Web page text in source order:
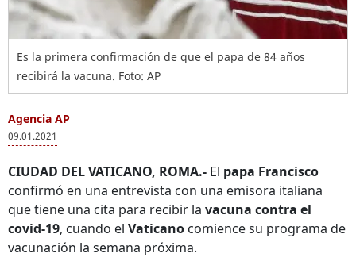
Es la primera confirmación de que el papa de 84 años
recibirá la vacuna. Foto: AP
Agencia AP
09.01.2021
CIUDAD DEL VATICANO, ROMA.- El papa Francisco
confirmó en una entrevista con una emisora italiana
que tiene una cita para recibir la vacuna contra el
covid-19, cuando el Vaticano comience su programa de
vacunación la semana próxima.